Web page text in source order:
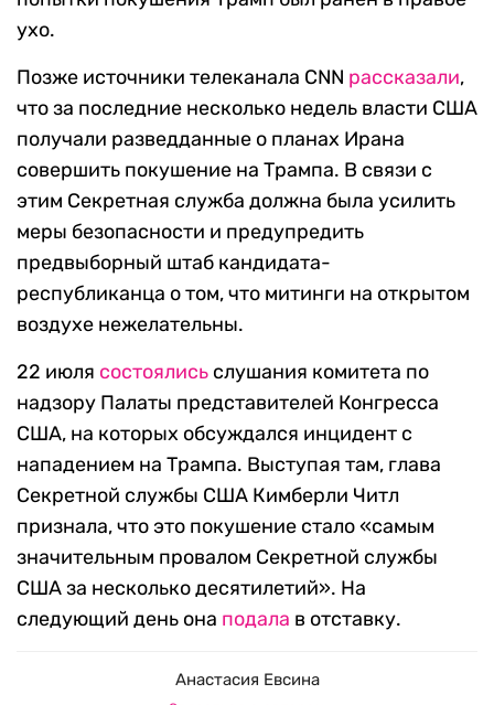
ухо.
Позже источники телеканала CNN рассказали,
что за последние несколько недель власти США
получали разведданные о планах Ирана
совершить покушение на Трампа. В связи с
этим Секретная служба должна была усилить
меры безопасности и предупредить
предвыборный штаб кандидата-
республиканца о том, что митинги на открытом
воздухе нежелательны.
22 июля состоялись слушания комитета по
надзору Палаты представителей Конгресса
США, на которых обсуждался инцидент с
нападением на Трампа. Выступая там, глава
Секретной службы США Кимберли Читл
признала, что это покушение стало «самым
значительным провалом Секретной службы
США за несколько десятилетий». На
следующий день она подала в отставку.
Анастасия Евсина